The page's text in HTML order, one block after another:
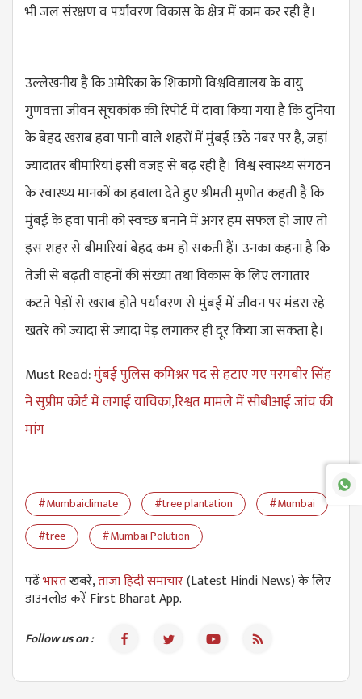
भी जल संरक्षण व पर्य़ावरण विकास के क्षेत्र में काम कर रही हैं।
उल्लेखनीय है कि अमेरिका के शिकागो विश्वविद्यालय के वायु
गुणवत्ता जीवन सूचकांक की रिपोर्ट में दावा किया गया है कि दुनिया
के बेहद खराब हवा पानी वाले शहरों में मुंबई छठे नंबर पर है, जहां
ज्यादातर बीमारियां इसी वजह से बढ़ रही हैं। विश्व स्वास्थ्य संगठन
के स्वास्थ्य मानकों का हवाला देते हुए श्रीमती मुणोत कहती है कि
मुंबई के हवा पानी को स्वच्छ बनाने में अगर हम सफल हो जाएं तो
इस शहर से बीमारियां बेहद कम हो सकती हैं। उनका कहना है कि
तेजी से बढ़ती वाहनों की संख्या तथा विकास के लिए लगातार
कटते पेड़ों से खराब होते पर्यावरण से मुंबई में जीवन पर मंडरा रहे
खतरे को ज्यादा से ज्यादा पेड़ लगाकर ही दूर किया जा सकता है।
Must Read:मुंबई पुलिस कमिश्नर पद से हटाए गए परमबीर सिंह
ने सुप्रीम कोर्ट में लगाई याचिका,रिश्वत मामले में सीबीआई जांच की
मांग
#Mumbaiclimate #tree plantation
#Mumbai
#tree
#Mumbai Polution
पढेंभारतखबरें,ताजा हिंदी समाचार(Latest Hindi News) के लिए
डाउनलोड करें First Bharat App.
Follow us on :